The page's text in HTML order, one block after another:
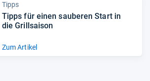
Tipps
Tipps für einen sau­be­ren Start in
die Grill­sai­son
Zum Artikel